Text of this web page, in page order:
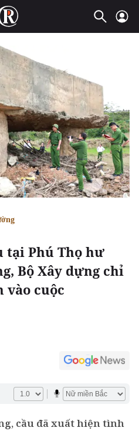
tại Phú Thọ hư
Bộ Xây dựng chỉ
vào cuộc
cầu đã xuất hiện tình